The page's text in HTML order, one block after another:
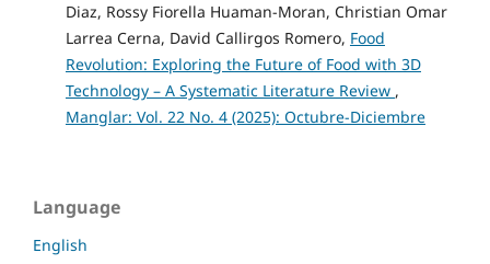
Diaz, Rossy Fiorella Huaman-Moran, Christian Omar
Larrea Cerna, David Callirgos Romero, Food
Revolution: Exploring the Future of Food with 3D
Technology – A Systematic Literature Review ,
Manglar: Vol. 22 No. 4 (2025): Octubre-Diciembre
Language
English